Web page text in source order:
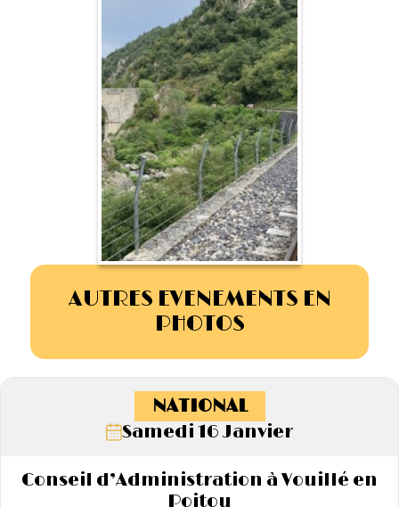
La 15/6 G –
1938/1947
La 15/6 D –
1947/1955
La 15/6 H –
1954/1956
AUTRES EVENEMENTS EN
PHOTOS
NATIONAL
Samedi 16 Janvier
Conseil d’Administration à Vouillé en
Poitou